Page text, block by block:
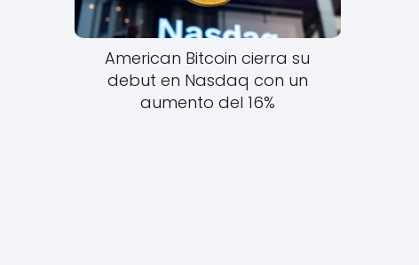
American Bitcoin cierra su
debut en Nasdaq con un
aumento del 16%